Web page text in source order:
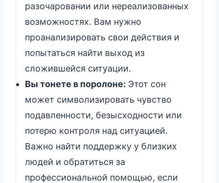
разочаровании или нереализованных
возможностях. Вам нужно
проанализировать свои действия и
попытаться найти выход из
сложившейся ситуации.
Вы тонете в поролоне: Этот сон
может символизировать чувство
подавленности, безысходности или
потерю контроля над ситуацией.
Важно найти поддержку у близких
людей и обратиться за
профессиональной помощью, если